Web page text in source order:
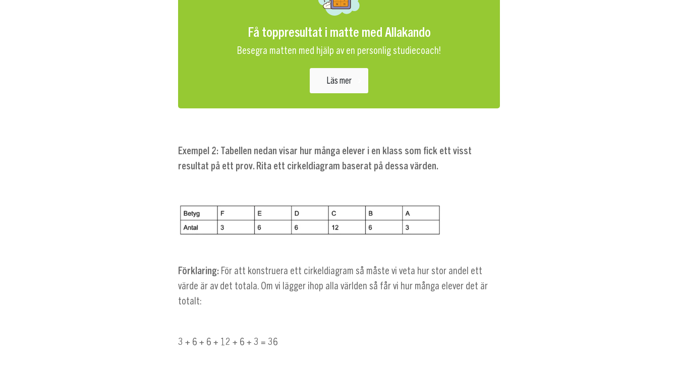
Få toppresultat i matte med Allakando
Besegra matten med hjälp av en personlig studiecoach!
Läs mer
Exempel 2: Tabellen nedan visar hur många elever i en klass som fick ett visst
resultat på ett prov. Rita ett cirkeldiagram baserat på dessa värden.
Förklaring: För att konstruera ett cirkeldiagram så måste vi veta hur stor andel ett
värde är av det totala. Om vi lägger ihop alla världen så får vi hur många elever det är
totalt:
3 + 6 + 6 + 12 + 6 + 3 = 36